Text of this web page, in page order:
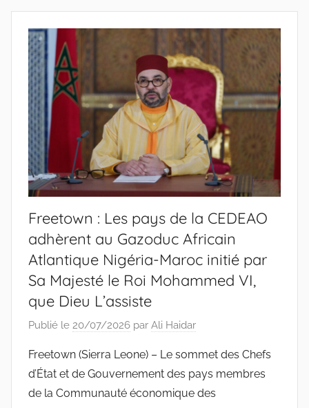
Freetown : Les pays de la CEDEAO
adhèrent au Gazoduc Africain
Atlantique Nigéria-Maroc initié par
Sa Majesté le Roi Mohammed VI,
que Dieu L’assiste
Publié le 20/07/2026 par Ali Haidar
Freetown (Sierra Leone) – Le sommet des Chefs
d’État et de Gouvernement des pays membres
de la Communauté économique des